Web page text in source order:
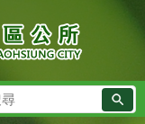
搜
尋